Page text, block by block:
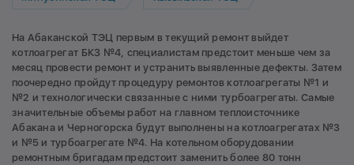
На Абаканской ТЭЦ первым в текущий ремонт выйдет
котлоагрегат БКЗ №4, специалистам предстоит меньше чем за
месяц провести ремонт и устранить выявленные дефекты. Затем
поочередно пройдут процедуру ремонтов котлоагрегаты №1 и
№2 и технологически связанные с ними турбоагрегаты. Самые
значительные объемы работ на главном теплоисточнике
Абакана и Черногорска будут выполнены на котлоагрегатах №3
и №5 и турбоагрегате №4. На котельном оборудовании
ремонтным бригадам предстоит заменить более 80 тонн